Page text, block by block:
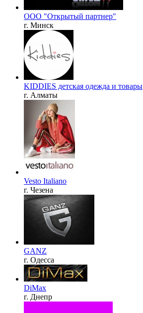
ООО "Открытый партнер"
г. Минск
KIDDIES детская одежда и товары
г. Алматы
Vesto Italiano
г. Чезена
GANZ
г. Одесса
DiMax
г. Днепр